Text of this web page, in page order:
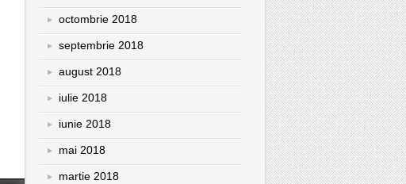
octombrie 2018
septembrie 2018
august 2018
iulie 2018
iunie 2018
mai 2018
martie 2018